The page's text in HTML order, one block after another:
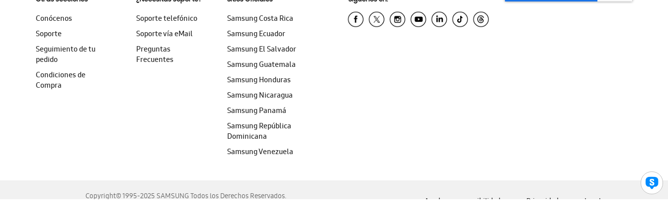
Conócenos
Soporte
Seguimiento de tu
pedido
Condiciones de
Compra
Soporte telefónico
Soporte vía eMail
Preguntas
Frecuentes
Samsung Costa Rica
Samsung Ecuador
Samsung El Salvador
Samsung Guatemala
Samsung Honduras
Samsung Nicaragua
Samsung Panamá
Samsung República
Dominicana
Samsung Venezuela
Copyright© 1995-2025 SAMSUNG Todos los Derechos Reservados.
Ayuda para accesibilidad Privacidad Legal